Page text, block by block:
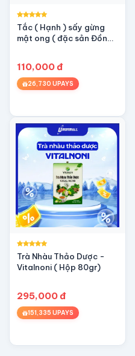
Tắc ( Hạnh ) sấy gừng
mật ong ( đặc sản Đồng
110,000 đ
26,730 UPAYS
Trà Nhàu Thảo Dược -
Vitalnoni ( Hộp 80gr)
295,000 đ
151,335 UPAYS